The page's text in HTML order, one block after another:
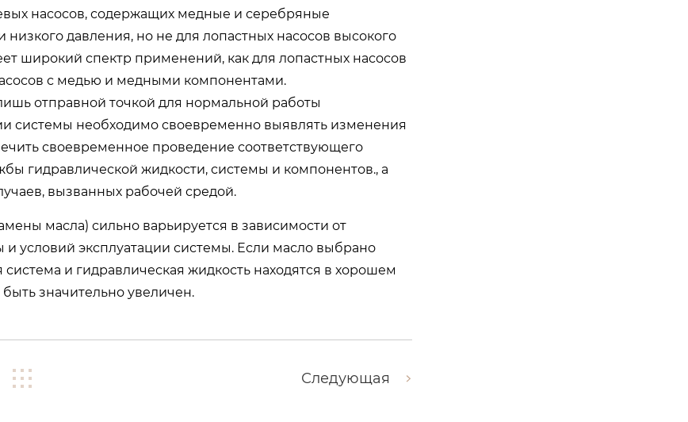
насосов, содержащих медные и серебряные
давления, но не для лопастных насосов высокого
широкий спектр применений, как для лопастных насосов
с медью и медными компонентами.
отправной точкой для нормальной работы
системы необходимо своевременно выявлять изменения
своевременное проведение соответствующего
гидравлической жидкости, системы и компонентов., а
вызванных рабочей средой.
масла) сильно варьируется в зависимости от
условий эксплуатации системы. Если масло выбрано
и гидравлическая жидкость находятся в хорошем
значительно увеличен.
Следующая